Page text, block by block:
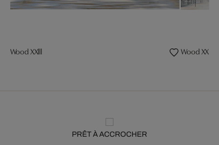
Wood XXlll Wood XXlV
PRÊT À ACCROCHER